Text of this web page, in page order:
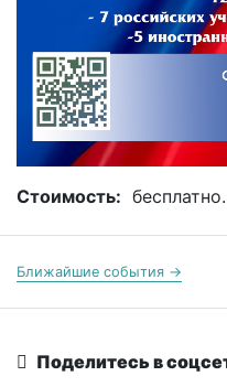
Стоимость: бесплатно.
Ближайшие события →
Поделитесь в